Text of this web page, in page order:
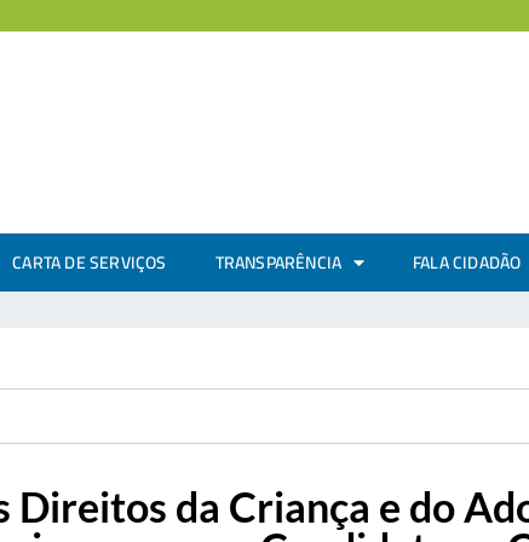
CARTA DE SERVIÇOS TRANSPARÊNCIA FALA CIDADÃO
da Criança e do